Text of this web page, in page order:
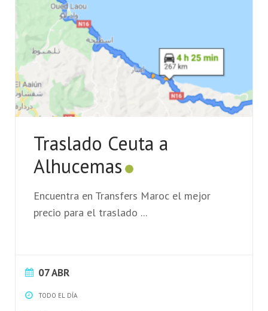
Traslado Ceuta a
Alhucemas
Encuentra en Transfers Maroc el mejor
precio para el traslado ...
07 ABR
TODO EL DÍA